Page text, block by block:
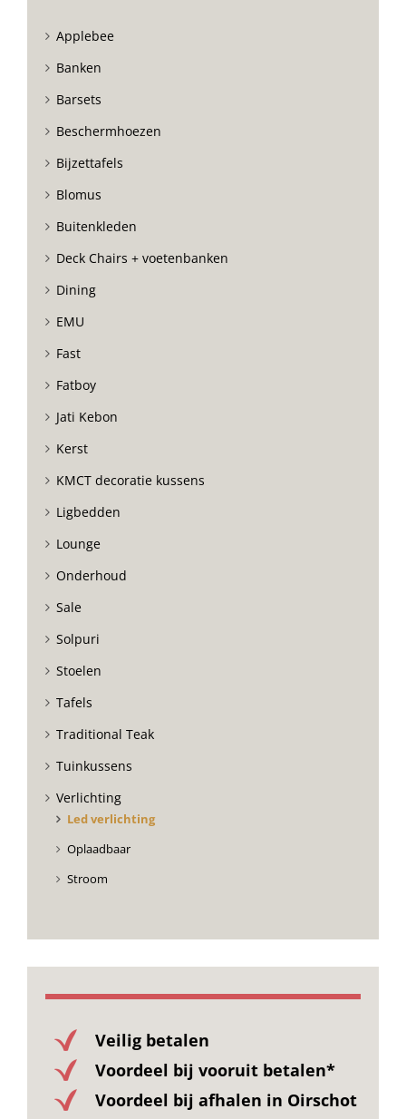
Applebee
Banken
Barsets
Beschermhoezen
Bijzettafels
Blomus
Buitenkleden
Deck Chairs + voetenbanken
Dining
EMU
Fast
Fatboy
Jati Kebon
Kerst
KMCT decoratie kussens
Ligbedden
Lounge
Onderhoud
Sale
Solpuri
Stoelen
Tafels
Traditional Teak
Tuinkussens
Verlichting
Led verlichting
Oplaadbaar
Stroom
Veilig betalen
Voordeel bij vooruit betalen*
Voordeel bij afhalen in Oirschot